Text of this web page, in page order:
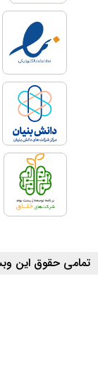
تمامی حقوق این